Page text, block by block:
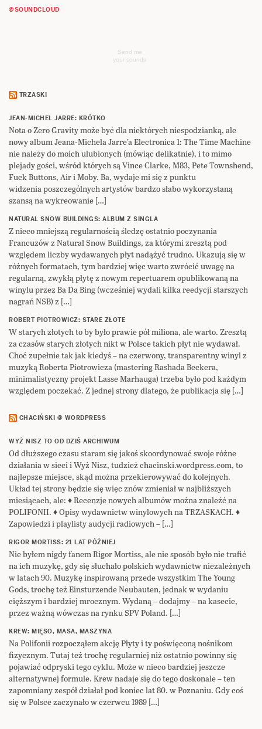
@SOUNDCLOUD
Send me
your sounds
TRZASKI
JEAN-MICHEL JARRE: KRÓTKO
Nota o Zero Gravity może być dla niektórych niespodzianką, ale
nowy album Jeana-Michela Jarre’a Electronica 1: The Time Machine
nie należy do moich ulubionych (mówiąc delikatnie), i to mimo
plejady gości, wśród których są Vince Clarke, M83, Pete Townshend,
Fuck Buttons, Air i Moby. Ba, wydaje mi się z punktu
widzenia poszczególnych artystów bardzo słabo wykorzystaną
szansą na wykreowanie […]
NATURAL SNOW BUILDINGS: ALBUM Z SINGLA
Z nieco mniejszą regularnością śledzę ostatnio poczynania
Francuzów z Natural Snow Buildings, za którymi zresztą pod
względem liczby wydawanych płyt nadążyć trudno. Ukazują się w
różnych formatach, tym bardziej więc warto zwrócić uwagę na
regularną, zwykłą płytę z nowym repertuarem opublikowaną na
winylu przez Ba Da Bing (wcześniej wydali kilka reedycji starszych
nagrań NSB) z […]
ROBERT PIOTROWICZ: STARE ZŁOTE
W starych złotych to by było prawie pół miliona, ale warto. Zresztą
za czasów starych złotych nikt w Polsce takich płyt nie wydawał.
Choć zupełnie tak jak kiedyś – na czerwony, transparentny winyl z
muzyką Roberta Piotrowicza (mastering Rashada Beckera,
minimalistyczny projekt Lasse Marhauga) trzeba było pod każdym
względem poczekać. Z jednej strony dlatego, że publikacja się […]
CHACIŃSKI @ WORDPRESS
WYŻ NISZ TO OD DZIŚ ARCHIWUM
Od dłuższego czasu staram się jakoś skoordynować swoje różne
działania w sieci i Wyż Nisz, tudzież chacinski.wordpress.com, to
najlepsze miejsce, skąd można przekierowywać do kolejnych.
Układ tej strony będzie się więc znów zmieniał w najbliższych
miesiącach, ale: ♦ Recenzje nowych albumów można znaleźć na
POLIFONII. ♦ Opisy wydawnictw winylowych na TRZASKACH. ♦
Zapowiedzi i playlisty audycji radiowych – […]
RIGOR MORTISS: 21 LAT PÓŹNIEJ
Nie byłem nigdy fanem Rigor Mortiss, ale nie sposób było nie trafić
na ich muzykę, gdy się słuchało polskich wydawnictw niezależnych
w latach 90. Muzykę inspirowaną przede wszystkim The Young
Gods, trochę też Einsturzende Neubauten, jednak w wydaniu
cięższym i bardziej mrocznym. Wydaną – dodajmy – na kasecie,
przez ważną wówczas na rynku SPV Poland. […]
KREW: MIĘSO, MASA, MASZYNA
Na Polifonii rozpocząłem akcję Płyty i ty poświęconą nośnikom
fizycznym. Tutaj też trochę regularniej niż ostatnio powinny się
pojawiać odpryski tego cyklu. Może w nieco bardziej jeszcze
alternatywnej formule. Krew nadaje się do tego doskonale – ten
zapomniany zespół działał pod koniec lat 80. w Poznaniu. Gdy coś
się w Polsce zaczynało w czerwcu 1989 […]